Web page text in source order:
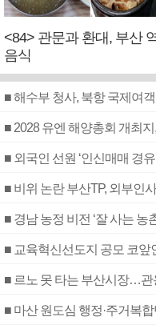
<84> 관문과 환대, 부산
음식
■ 해수부 청사, 북항 국제여
■ 2028 유엔 해양총회 개최지
■ 외국인 선원 ‘인신매매 경
■ 비위 논란 부산TP, 외부인
■ 경남 농정 비전 ‘잘 사는
■ 교육혁신선도지 공모 코앞
■ 르노 못 타는 부산시장…관
■ 마산 원도심 행정·주거복